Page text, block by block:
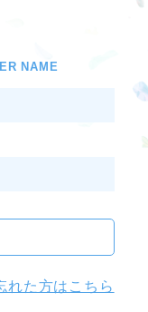
NAME
れた方はこちら